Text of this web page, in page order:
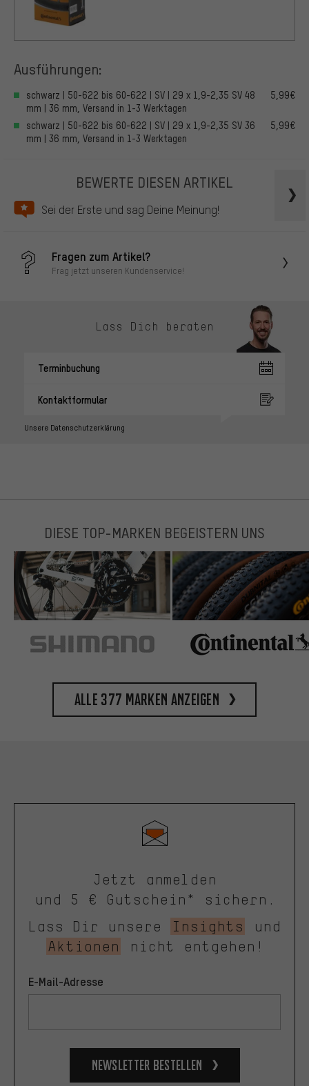
Ausführungen:
schwarz | 50-622 bis 60-622 | SV | 29 x 1,9-2,35 SV 48
mm | 36 mm, Versand in 1-3 Werktagen
5,99€
schwarz | 50-622 bis 60-622 | SV | 29 x 1,9-2,35 SV 36
mm | 36 mm, Versand in 1-3 Werktagen
5,99€
BEWERTE DIESEN ARTIKEL
Sei der Erste und sag Deine Meinung!
Fragen zum Artikel?
Frag jetzt unseren Kundenservice!
Lass Dich beraten
Terminbuchung
Kontaktformular
Unsere Datenschutzerklärung
DIESE TOP-MARKEN BEGEISTERN UNS
Alle 377 Marken anzeigen
Jetzt anmelden
und 5 € Gutschein* sichern.
Lass Dir unsere
Insights
und
Aktionen
nicht entgehen!
E-Mail-Adresse
Newsletter bestellen